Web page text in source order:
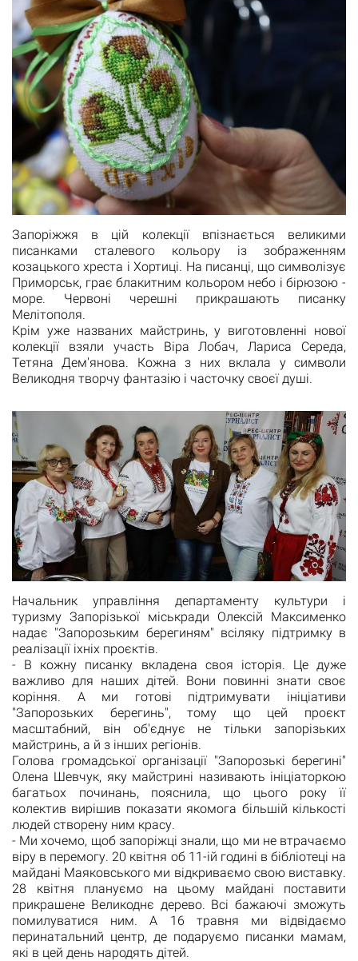
Запоріжжя в цій колекції впізнається великими
писанками сталевого кольору із зображенням
козацького хреста і Хортиці. На писанці, що символізує
Приморськ, грає блакитним кольором небо і бірюзою -
море. Червоні черешні прикрашають писанку
Мелітополя.
Крім уже названих майстринь, у виготовленні нової
колекції взяли участь Віра Лобач, Лариса Середа,
Тетяна Дем'янова. Кожна з них вклала у символи
Великодня творчу фантазію і часточку своєї душі.
Начальник управління департаменту культури і
туризму Запорізької міськради Олексій Максименко
надає "Запорозьким берегиням" всіляку підтримку в
реалізації іхніх проєктів.
- В кожну писанку вкладена своя історія. Це дуже
важливо для наших дітей. Вони повинні знати своє
коріння. А ми готові підтримувати ініціативи
"Запорозьких берегинь", тому що цей проєкт
масштабний, він об'єднує не тільки запорізьких
майстринь, а й з інших регіонів.
Голова громадської організації "Запорозькі берегині"
Олена Шевчук, яку майстрині називають ініціаторкою
багатьох починань, пояснила, що цього року її
колектив вирішив показати якомога більшій кількості
людей створену ним красу.
- Ми хочемо, щоб запоріжці знали, що ми не втрачаємо
віру в перемогу. 20 квітня об 11-ій годині в бібліотеці на
майдані Маяковського ми відкриваємо свою виставку.
28 квітня плануємо на цьому майдані поставити
прикрашене Великоднє дерево. Всі бажаючі зможуть
помилуватися ним. А 16 травня ми відвідаємо
перинатальний центр, де подаруємо писанки мамам,
які в цей день народять дітей.